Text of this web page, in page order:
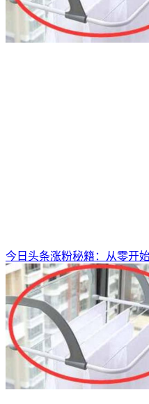
今日头条涨粉秘籍：从零开